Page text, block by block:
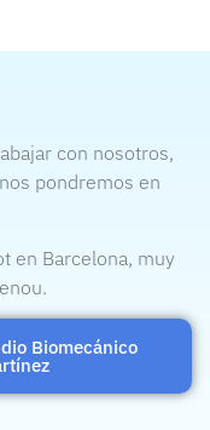
con nosotros,
pondremos en
en Barcelona, muy
Biomecánico